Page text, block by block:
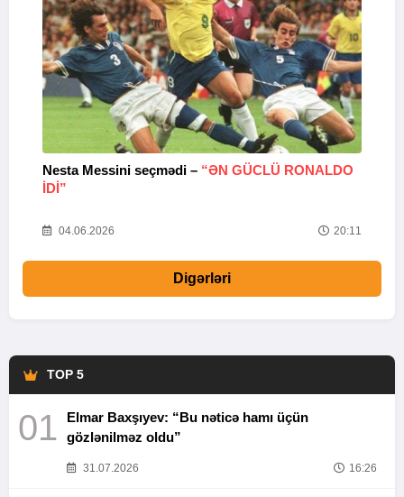
Nesta Messini seçmədi – “ƏN GÜCLÜ RONALDO
IDI”
04.06.2026 20:11
Digərləri
TOP 5
01
Elmar Baxşıyev: “Bu nəticə hamı üçün
gözlənilməz oldu”
31.07.2026 16:26